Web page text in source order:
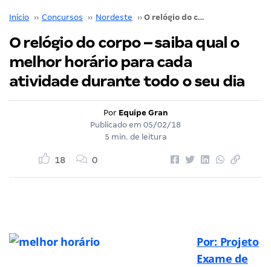
Início ›› Concursos ›› Nordeste ›› O relógio do corpo – saiba qual o melhor horário para cada atividade durante todo o seu dia
O relógio do corpo – saiba qual o
melhor horário para cada
atividade durante todo o seu dia
Por Equipe Gran
Publicado em 05/02/18
5 min. de leitura
18 0
Por: Projeto
Exame de